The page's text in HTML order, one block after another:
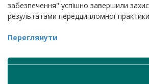
забезпечення" успішно завершили
результатами переддипломної
Переглянути